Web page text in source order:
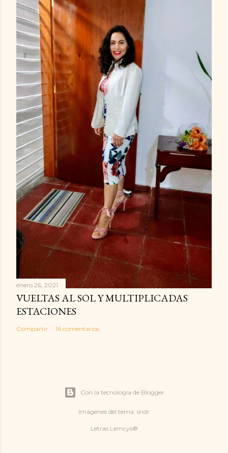
enero 26, 2021
VUELTAS AL SOL Y MULTIPLICADAS
ESTACIONES
Compartir 16 comentarios
Con la tecnología de Blogger
Imágenes del tema: sndr
Letras Lemcys®